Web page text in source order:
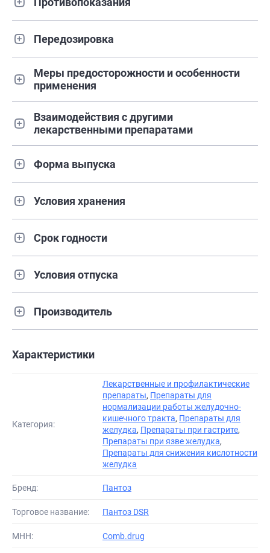
Передозировка
Меры предосторожности и особенности
применения
Взаимодействия с другими
лекарственными препаратами
Форма выпуска
Условия хранения
Срок годности
Условия отпуска
Производитель
Характеристики
Категория:
Лекарственные и профилактические
препараты, Препараты для
нормализации работы желудочно-
кишечного тракта, Препараты для
желудка, Препараты при гастрите,
Препараты при язве желудка,
Препараты для снижения кислотности
желудка
Бренд: Пантоз
Торговое название: Пантоз DSR
МНН: Comb.drug